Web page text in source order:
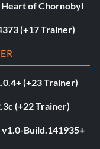
Heart of Chornobyl
(+17 Trainer)
(+23 Trainer)
(+22 Trainer)
Build.141935+